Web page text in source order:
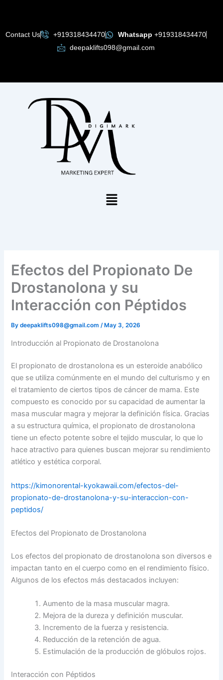
Contact Us +919318434470 Whatsapp +919318434470
deepaklifts098@gmail.com
Menu
Efectos del Propionato De
Drostanolona y su
Interacción con Péptidos
Bydeepaklifts098@gmail.com/ May 3, 2026
Introducción al Propionato de Drostanolona
El propionato de drostanolona es un esteroide anabólico
que se utiliza comúnmente en el mundo del culturismo y en
el tratamiento de ciertos tipos de cáncer de mama. Este
compuesto es conocido por su capacidad de aumentar la
masa muscular magra y mejorar la definición física. Gracias
a su estructura química, el propionato de drostanolona
tiene un efecto potente sobre el tejido muscular, lo que lo
hace atractivo para quienes buscan mejorar su rendimiento
atlético y estética corporal.
https://kimonorental-kyokawaii.com/efectos-del-
propionato-de-drostanolona-y-su-interaccion-con-
peptidos/
Efectos del Propionato de Drostanolona
Los efectos del propionato de drostanolona son diversos e
impactan tanto en el cuerpo como en el rendimiento físico.
Algunos de los efectos más destacados incluyen:
Aumento de la masa muscular magra.
Mejora de la dureza y definición muscular.
Incremento de la fuerza y resistencia.
Reducción de la retención de agua.
Estimulación de la producción de glóbulos rojos.
Interacción con Péptidos